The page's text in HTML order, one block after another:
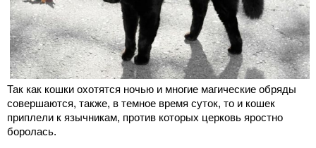
Так как кошки охотятся ночью и многие магические обряды
совершаются, также, в темное время суток, то и кошек
приплели к язычникам, против которых церковь яростно
боролась.